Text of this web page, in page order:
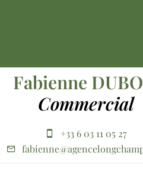
Fabienne
Commercial
+33 6 03 11 05 27